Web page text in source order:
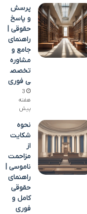
پرسش
و پاسخ
حقوقی |
راهنمای
جامع و
مشاوره
تخصص
ی فوری
3
هفته
پیش
نحوه
شکایت
از
مزاحمت
ناموسی |
راهنمای
حقوقی
کامل و
فوری